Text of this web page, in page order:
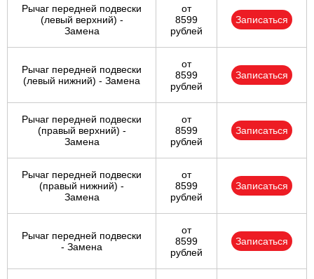
Рычаг передней подвески
(левый верхний) -
Замена
от
8599
рублей
Записаться
Рычаг передней подвески
(левый нижний) - Замена
от
8599
рублей
Записаться
Рычаг передней подвески
(правый верхний) -
Замена
от
8599
рублей
Записаться
Рычаг передней подвески
(правый нижний) -
Замена
от
8599
рублей
Записаться
Рычаг передней подвески
- Замена
от
8599
рублей
Записаться